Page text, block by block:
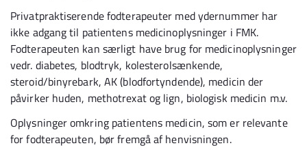
Privatpraktiserende fodterapeuter med ydernummer har
ikke adgang til patientens medicinoplysninger i FMK.
Fodterapeuten kan særligt have brug for medicinoplysninger
vedr. diabetes, blodtryk, kolesterolsænkende,
steroid/binyrebark, AK (blodfortyndende), medicin der
påvirker huden, methotrexat og lign, biologisk medicin m.v.
Oplysninger omkring patientens medicin, som er relevante
for fodterapeuten, bør fremgå af henvisningen.